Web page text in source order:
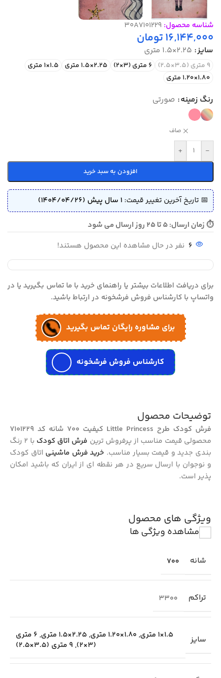
شناسه محصول: 30A7101229
16,144,000تومان
سایز 2.25×1.5 متری
9 متری (3.5×2.5) 6 متری (3×2) 2.25×1.5 متری
1.5×1 متری
1.80×1.20 متری
رنگ زمینه صورتی
صاف
-
+
افزودن به سبد خرید
📅 تاریخ آخرین تغییر قیمت: 1 سال پیش (1404/04/26)
⏱ زمان ارسال: 5 تا 25 روز ارسال می شود
6 نفر در حال مشاهده این محصول هستند!
برای دریافت اطلاعات بیشتر یا راهنمای خرید با ما تماس بگیرید یا در
واتساپ با کارشناس فروش فرشخونه در ارتباط باشید.
برای مشاوره رایگان تماس بگیرید
کارشناس فروش فرشخونه
توضیحات محصول
فرش کودک طرح Little Princess کیفیت 700 شانه کد 7101229
محصولی قیمت مناسب از پرفروش ترین فرش اتاق کودک
با 2 رنگ
بندی جدید و قیمت بسیار مناسب. خرید فرش ماشینی اتاق کودک
و نوجوان با ارسال سریع در هر نقطه ای از ایران که باشید امکان
پذیر است.
ویژگی های محصول
مشاهده ویژگی ها
شانه 700
تراکم 3300
سایز 1.5×1 متری , 1.80×1.20 متری ,2.25×1.5 متری ,
6 متری
(3×2)
, 9 متری (3.5×2.5)